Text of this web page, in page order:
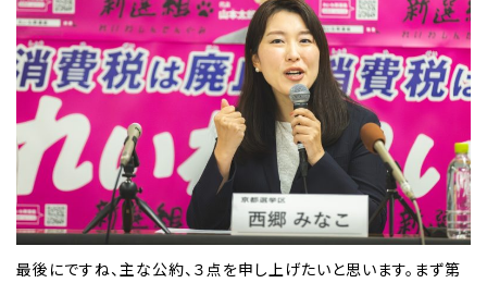
最後にですね、主な公約、３点を申し上げたいと思います。まず第